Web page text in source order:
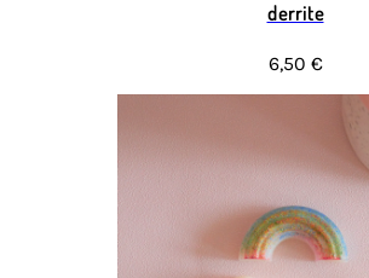
derrite
6,50 €